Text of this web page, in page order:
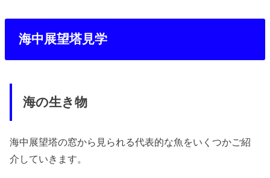
海中展望塔見学
海の生き物
海中展望塔の窓から見られる代表的な魚をいくつかご紹
介していきます。